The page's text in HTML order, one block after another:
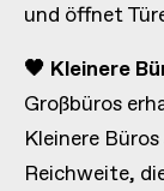
und öffnet
🖤 Kleinere
Großbüros
Kleinere
Reichweite,